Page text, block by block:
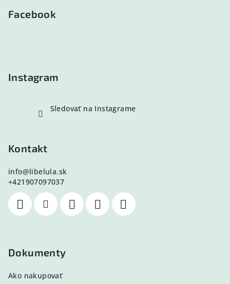
Facebook
Instagram
Sledovať na Instagrame
Kontakt
info@libelula.sk
+421907097037
Dokumenty
Ako nakupovať